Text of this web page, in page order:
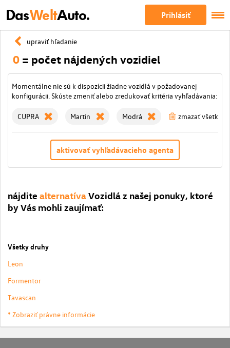
DasWeltAuto. Prihlásiť
upraviť hľadanie
0 = počet nájdených vozidiel
Momentálne nie sú k dispozícii žiadne vozidlá v požadovanej
konfigurácii. Skúste zmeniť alebo zredukovať kritéria vyhľadávania:
CUPRA Martin Modrá zmazať všetky
aktivovať vyhľadávacieho agenta
nájdite alternatívaVozidlá z našej ponuky, ktoré
by Vás mohli zaujímať:
Všetky druhy
Leon
Formentor
Tavascan
* Zobraziť právne informácie